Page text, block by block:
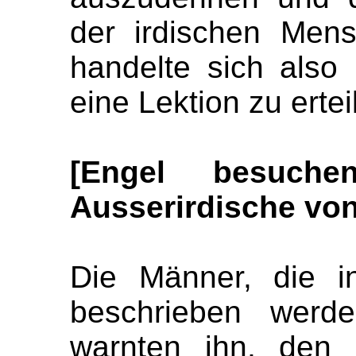
der irdischen
handelte sich also
eine Lektion zu
[Engel
Ausserirdische
Die Männer, die
beschrieben
warnten ihn, den